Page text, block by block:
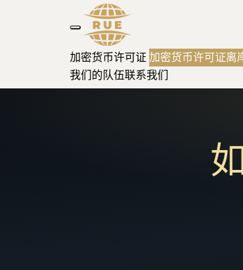
加密货币许可证加密货币许可证离
我们的队伍联系我们